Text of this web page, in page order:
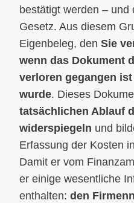
bestätigt werden – und
Gesetz. Aus diesem
Eigenbeleg, den Sie
wenn das Dokument
verloren gegangen
wurde. Dieses
tatsächlichen Ablauf
widerspiegeln und
Erfassung der Kosten
Damit er vom
er einige wesentliche
enthalten: den